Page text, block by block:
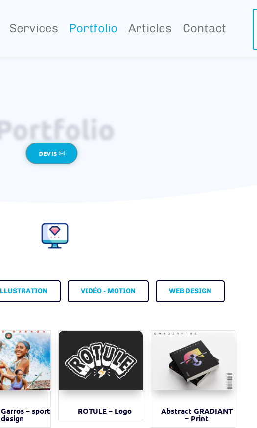
Services Portfolio Articles Contact
DEVIS
VIDÉO - MOTION WEB DESIGN
– sport
design
ROTULE – Logo Abstract GRADIANT
– Print